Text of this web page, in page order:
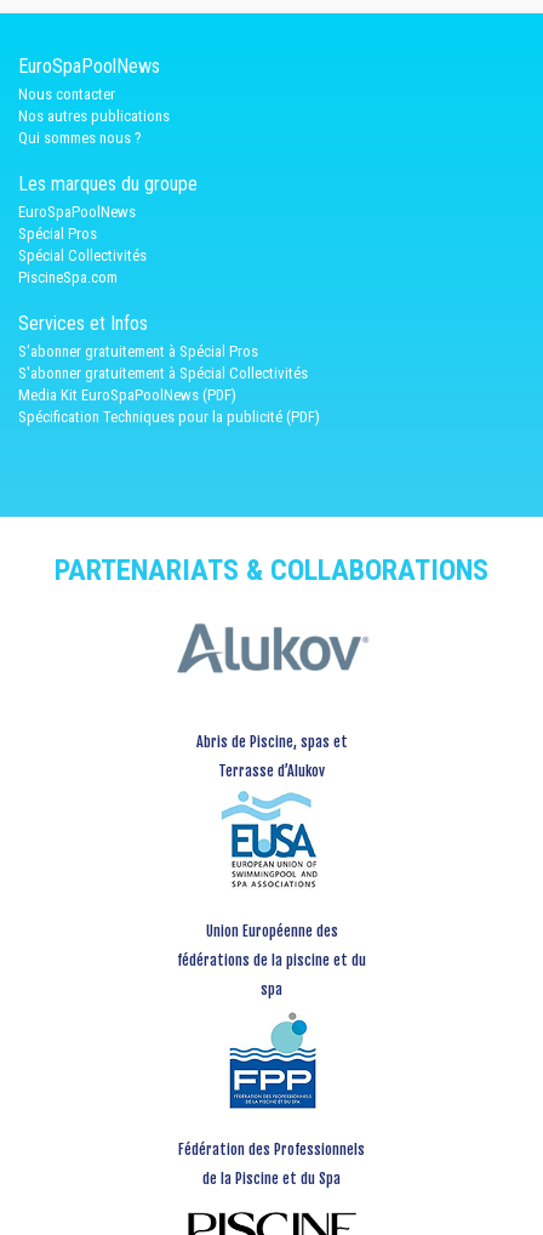
EuroSpaPoolNews
Nous contacter
Nos autres publications
Qui sommes nous ?
Les marques du groupe
EuroSpaPoolNews
Spécial Pros
Spécial Collectivités
PiscineSpa.com
Services et Infos
S'abonner gratuitement à Spécial Pros
S'abonner gratuitement à Spécial Collectivités
Media Kit EuroSpaPoolNews (PDF)
Spécification Techniques pour la publicité (PDF)
PARTENARIATS & COLLABORATIONS
Abris de Piscine, spas et
Terrasse d’Alukov
Union Européenne des
fédérations de la piscine et du
spa
Fédération des Professionnels
de la Piscine et du Spa